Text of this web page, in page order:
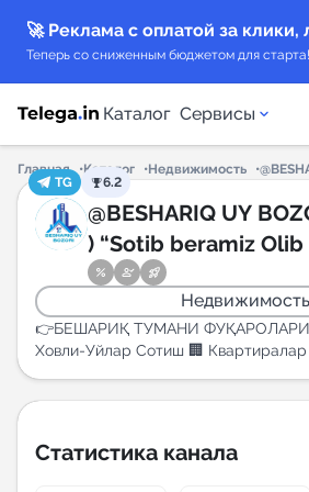
🚀 Реклама с оплатой за
Теперь со сниженным бюджетом для старта!
Каталог Сервисы
Каталог каналов
Каталог ботов
Горящие предложения
Индекс читаемости
New
Аналитика MAX каналов
Главная Каталог Недвижимость
TG
6.2
@BESHARIQ UY
) “Sotib beramiz Olib
Недвижимость
👉БЕШАРИҚ ТУМАНИ
Ховли-Уйлар Сотиш 🏢
Статистика канала